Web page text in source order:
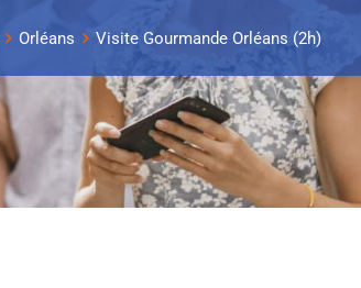
Orléans Visite Gourmande Orléans (2h)